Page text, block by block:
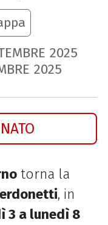
2025
2025
torna la
, in
3 a lunedì 8